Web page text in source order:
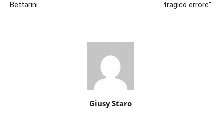
Bettarini
tragico errore”
Giusy Staro